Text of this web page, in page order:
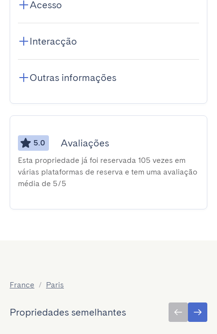
Acesso
Interacção
Outras informações
5.0 Avaliações
Esta propriedade já foi reservada 105 vezes em
várias plataformas de reserva e tem uma avaliação
média de 5/5
France / Paris
Propriedades semelhantes